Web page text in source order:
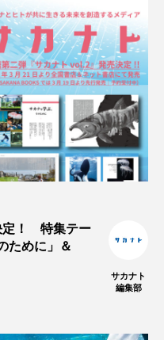
場
干支 干潟
幼魚
族館 形態
擬態 文化
書籍
定！ 特集テー
ために」＆
サカナト
編集部